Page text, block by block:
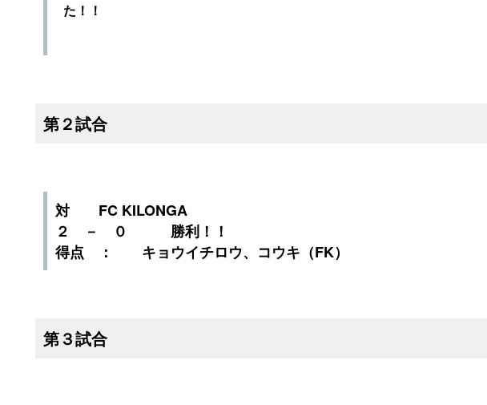
た！！
第２試合
対 FC KILONGA
２ － ０ 勝利！！
得点 ： キョウイチロウ、コウキ（FK）
第３試合